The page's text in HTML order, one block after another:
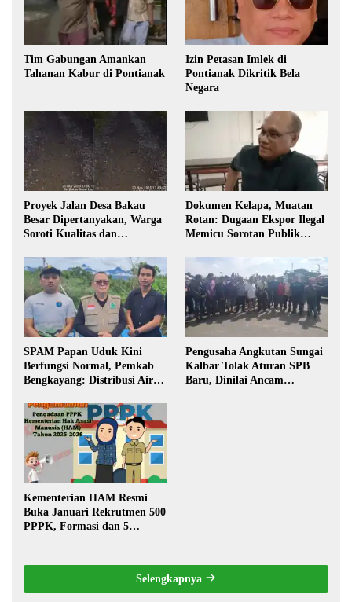
Tim Gabungan Amankan
Tahanan Kabur di Pontianak
Izin Petasan Imlek di
Pontianak Dikritik Bela
Negara
Proyek Jalan Desa Bakau
Besar Dipertanyakan, Warga
Soroti Kualitas dan
Pembangunan
Dokumen Kelapa, Muatan
Rotan: Dugaan Ekspor Ilegal
Memicu Sorotan Publik
SPAM Papan Uduk Kini
Berfungsi Normal, Pemkab
Bengkayang: Distribusi Air
Warga
Pengusaha Angkutan Sungai
Kalbar Tolak Aturan SPB
Baru, Dinilai Ancam
Kementerian HAM Resmi
Buka Januari Rekrutmen 500
PPPK, Formasi dan 5
Selengkapnya